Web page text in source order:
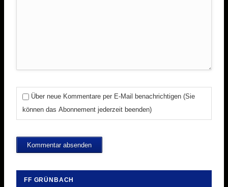
Über neue Kommentare per E-Mail benachrichtigen (Sie
können das Abonnement jederzeit beenden)
Kommentar absenden
FF GRÜNBACH